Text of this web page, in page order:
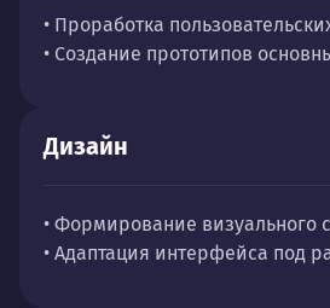
• Проработка
• Создание прототипов
Дизайн
• Формирование визуального
• Адаптация интерфейса под